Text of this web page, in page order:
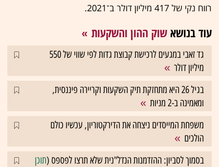
רווח נקי של 417 מיליון דולר ב־2021.
עוד בנושא שוק ההון והשקעות
גד זאבי במגעים לרכישת קבוצת גדות לפי שווי של 550
מיליון דולר
בגיל 26 היא מתחזקת תיק השקעות וקריירה פיננסית,
ומאמינה ב-2 מניות
משפחת המייסדים ניצחה את הדירקטוריון, עכשיו כולם
הולכים
בסמוך לסביון: ההזדמנות הנדל"נית שלא תרצו לפספס (תוכן